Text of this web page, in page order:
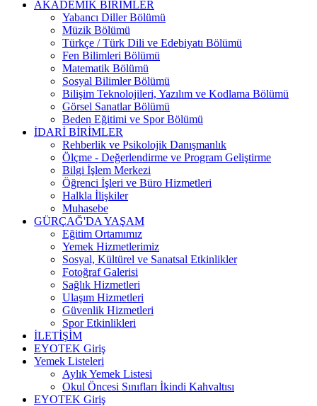
AKADEMİK BİRİMLER
Yabancı Diller Bölümü
Müzik Bölümü
Türkçe / Türk Dili ve Edebiyatı Bölümü
Fen Bilimleri Bölümü
Matematik Bölümü
Sosyal Bilimler Bölümü
Bilişim Teknolojileri, Yazılım ve Kodlama Bölümü
Görsel Sanatlar Bölümü
Beden Eğitimi ve Spor Bölümü
İDARİ BİRİMLER
Rehberlik ve Psikolojik Danışmanlık
Ölçme - Değerlendirme ve Program Geliştirme
Bilgi İşlem Merkezi
Öğrenci İşleri ve Büro Hizmetleri
Halkla İlişkiler
Muhasebe
GÜRÇAĞ'DA YAŞAM
Eğitim Ortamımız
Yemek Hizmetlerimiz
Sosyal, Kültürel ve Sanatsal Etkinlikler
Fotoğraf Galerisi
Sağlık Hizmetleri
Ulaşım Hizmetleri
Güvenlik Hizmetleri
Spor Etkinlikleri
İLETİŞİM
EYOTEK Giriş
Yemek Listeleri
Aylık Yemek Listesi
Okul Öncesi Sınıfları İkindi Kahvaltısı
EYOTEK Giriş